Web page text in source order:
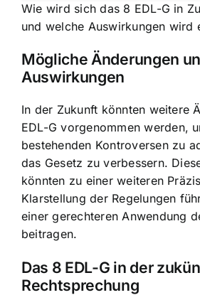
Wie wird sich das 8 EDL-G in
und welche Auswirkungen wird
Mögliche Änderungen
Auswirkungen
In der Zukunft könnten weitere
EDL-G vorgenommen werden,
bestehenden Kontroversen zu
das Gesetz zu verbessern.
könnten zu einer weiteren
Klarstellung der Regelungen
einer gerechteren Anwendung
beitragen.
Das 8 EDL-G in der
Rechtsprechung